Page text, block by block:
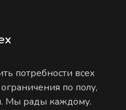
потребности всех
по полу,
Мы рады каждому.